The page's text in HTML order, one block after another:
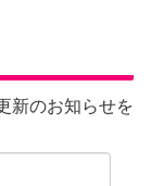
新のお知らせを